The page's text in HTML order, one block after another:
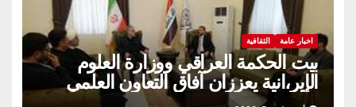
اخبار عامة الثقافية
بيت الحكمة العراقي ووزارة العلوم
الإير،انية يعززان آفاق التعاون العلمي
والثقافي.